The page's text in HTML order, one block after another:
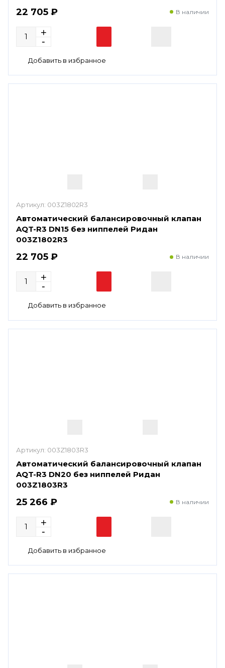
22 705 ₽ В наличии
Артикул: 003Z1802R3
Автоматический балансировочный клапан
AQT-R3 DN15 без ниппелей Ридан
003Z1802R3
22 705 ₽ В наличии
Артикул: 003Z1803R3
Автоматический балансировочный клапан
AQT-R3 DN20 без ниппелей Ридан
003Z1803R3
25 266 ₽ В наличии